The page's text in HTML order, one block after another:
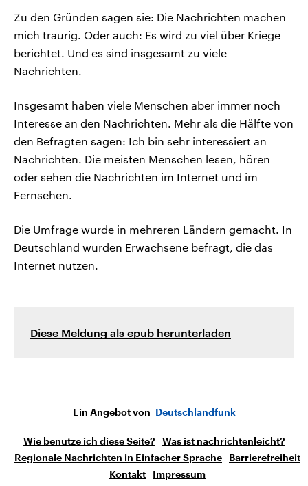
Zu den Gründen sagen sie: Die Nachrichten machen
mich traurig. Oder auch: Es wird zu viel über Kriege
berichtet. Und es sind insgesamt zu viele
Nachrichten.
Insgesamt haben viele Menschen aber immer noch
Interesse an den Nachrichten. Mehr als die Hälfte von
den Befragten sagen: Ich bin sehr interessiert an
Nachrichten. Die meisten Menschen lesen, hören
oder sehen die Nachrichten im Internet und im
Fernsehen.
Die Umfrage wurde in mehreren Ländern gemacht. In
Deutschland wurden Erwachsene befragt, die das
Internet nutzen.
Diese Meldung als epub herunterladen
Ein Angebot von Deutschlandfunk
Wie benutze ich diese Seite?
Was ist nachrichtenleicht?
Regionale Nachrichten in Einfacher Sprache
Barrierefreiheit
Kontakt
Impressum